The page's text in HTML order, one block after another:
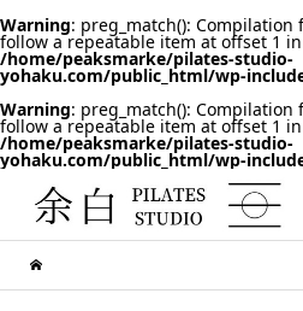
Warning: preg_match():
follow a repeatable item at offset 1 in
/home/peaksmarke/pilates-studio-
yohaku.com/public_html/wp-
Warning: preg_match():
follow a repeatable item at offset 1 in
/home/peaksmarke/pilates-studio-
yohaku.com/public_html/wp-